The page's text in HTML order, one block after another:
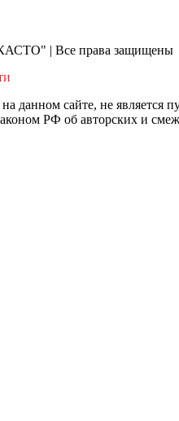
| Все права защищены
данном сайте, не является
РФ об авторских и